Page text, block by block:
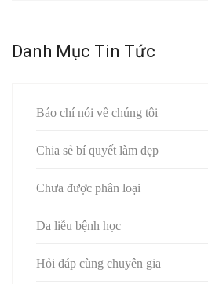
Danh Mục Tin Tức
Báo chí nói về chúng tôi
Chia sẻ bí quyết làm đẹp
Chưa được phân loại
Da liễu bệnh học
Hỏi đáp cùng chuyên gia